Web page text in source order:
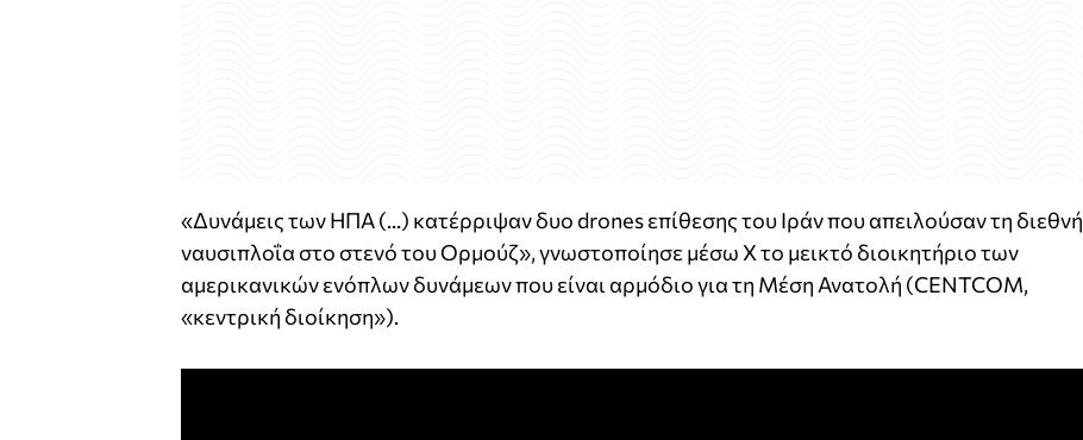
«Δυνάμεις των ΗΠΑ (...) κατέρριψαν δυο drones επίθεσης του Ιράν που απειλούσαν τη διεθνή
ναυσιπλοΐα στο στενό του Ορμούζ», γνωστοποίησε μέσω X το μεικτό διοικητήριο των
αμερικανικών ενόπλων δυνάμεων που είναι αρμόδιο για τη Μέση Ανατολή (CENTCOM,
«κεντρική διοίκηση»).